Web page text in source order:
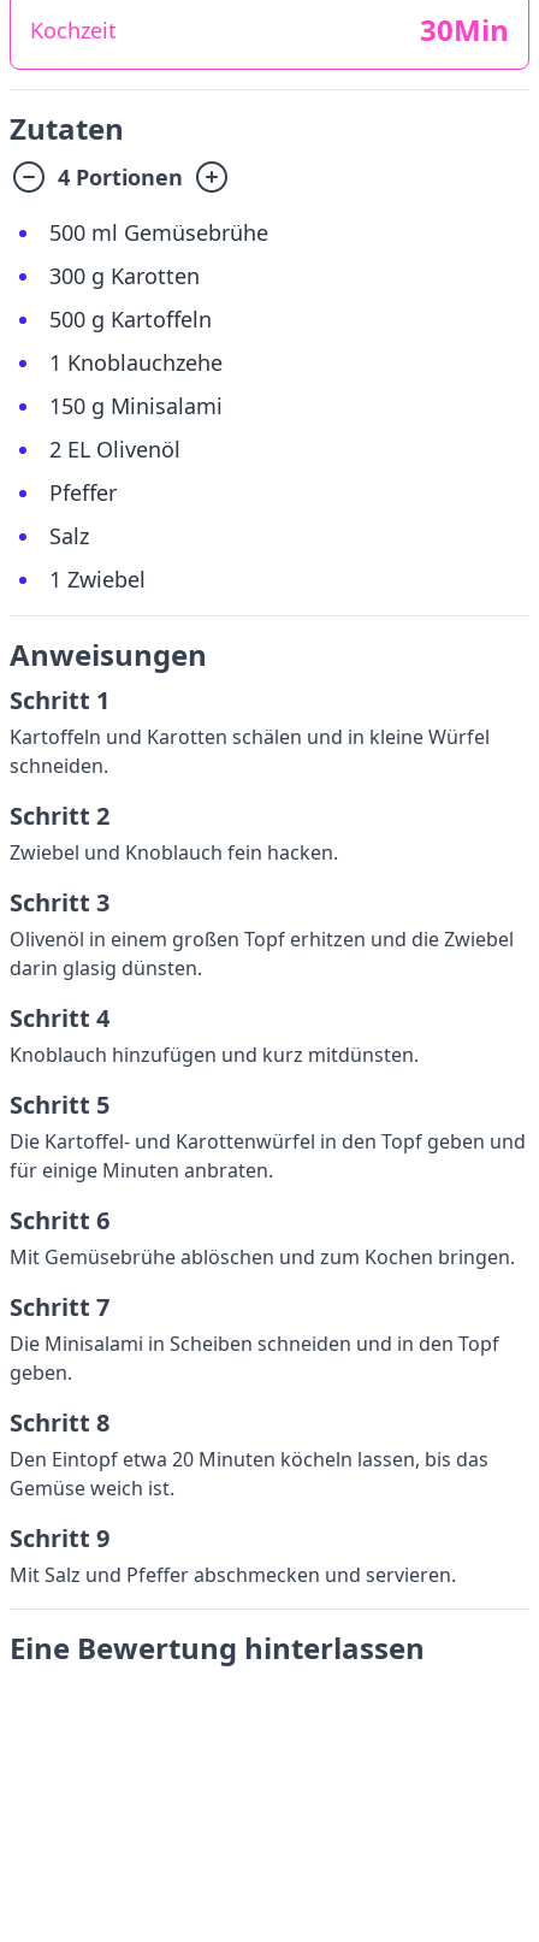
Kochzeit 30Min
Zutaten
4 Portionen
500 ml Gemüsebrühe
300 g Karotten
500 g Kartoffeln
1 Knoblauchzehe
150 g Minisalami
2 EL Olivenöl
Pfeffer
Salz
1 Zwiebel
Anweisungen
Schritt 1
Kartoffeln und Karotten schälen und in kleine Würfel
schneiden.
Schritt 2
Zwiebel und Knoblauch fein hacken.
Schritt 3
Olivenöl in einem großen Topf erhitzen und die Zwiebel
darin glasig dünsten.
Schritt 4
Knoblauch hinzufügen und kurz mitdünsten.
Schritt 5
Die Kartoffel- und Karottenwürfel in den Topf geben und
für einige Minuten anbraten.
Schritt 6
Mit Gemüsebrühe ablöschen und zum Kochen bringen.
Schritt 7
Die Minisalami in Scheiben schneiden und in den Topf
geben.
Schritt 8
Den Eintopf etwa 20 Minuten köcheln lassen, bis das
Gemüse weich ist.
Schritt 9
Mit Salz und Pfeffer abschmecken und servieren.
Eine Bewertung hinterlassen